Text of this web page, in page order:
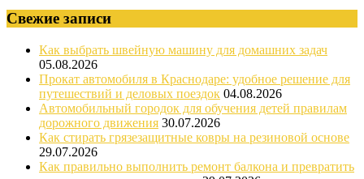
Свежие записи
Как выбрать швейную машину для домашних задач
05.08.2026
Прокат автомобиля в Краснодаре: удобное решение для
путешествий и деловых поездок 04.08.2026
Автомобильный городок для обучения детей правилам
дорожного движения 30.07.2026
Как стирать грязезащитные ковры на резиновой основе
29.07.2026
Как правильно выполнить ремонт балкона и превратить